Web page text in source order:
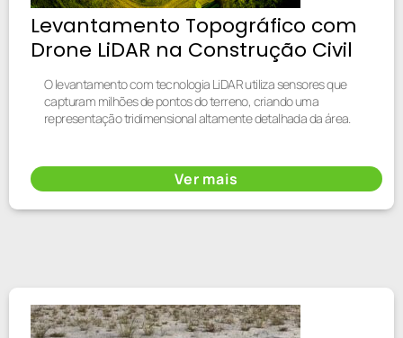
Levantamento Topográfico com
Drone LiDAR na Construção Civil
O levantamento com tecnologia LiDAR utiliza sensores que
capturam milhões de pontos do terreno, criando uma
representação tridimensional altamente detalhada da área.
Ver mais